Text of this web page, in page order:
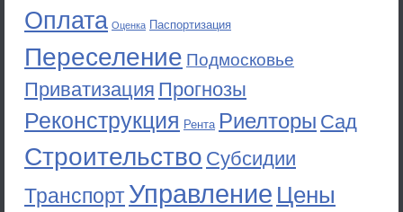
Оплата Оценка Паспортизация
Переселение Подмосковье
Приватизация Прогнозы
Реконструкция Рента Риелторы Сад
Строительство Субсидии
ТранспортУправление Цены